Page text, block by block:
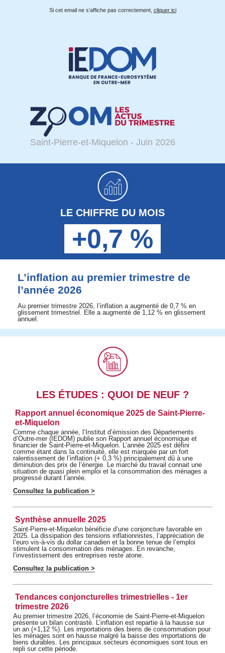
Si cet email ne s’affiche pas correctement, cliquer ici
Saint-Pierre-et-Miquelon - Juin 2026
LE CHIFFRE DU MOIS
+0,7 %
L’inflation au premier trimestre de
l’année 2026
Au premier trimestre 2026, l’inflation a augmenté de 0,7 % en
glissement trimestriel. Elle a augmenté de 1,12 % en glissement
annuel.
LES ÉTUDES : QUOI DE NEUF ?
Rapport annuel économique 2025 de Saint-Pierre-
et-Miquelon
Comme chaque année, l’Institut d’émission des Départements
d’Outre-mer (IEDOM) publie son Rapport annuel économique et
financier de Saint-Pierre-et-Miquelon. L’année 2025 est défini
comme étant dans la continuité, elle est marquée par un fort
ralentissement de l’inflation (+ 0,3 %) principalement dû à une
diminution des prix de l’énergie. Le marché du travail connait une
situation de quasi plein emploi et la consommation des ménages a
progressé durant l’année.
Consultez la publication >
Synthèse annuelle 2025
Saint-Pierre-et-Miquelon bénéficie d’une conjoncture favorable en
2025. La dissipation des tensions inflationnistes, l’appréciation de
l’euro vis-à-vis du dollar canadien et la bonne tenue de l’emploi
stimulent la consommation des ménages. En revanche,
l’investissement des entreprises reste atone.
Consultez la publication >
Tendances conjoncturelles trimestrielles - 1er
trimestre 2026
Au premier trimestre 2026, l’économie de Saint-Pierre-et-Miquelon
présente un bilan contrasté. L’inflation est repartie à la hausse sur
un an (+1,12 %). Les importations des biens de consommation pour
les ménages sont en hausse malgré la baisse des importations de
biens durables. Les principaux secteurs économiques sont tous en
repli sur cette période.